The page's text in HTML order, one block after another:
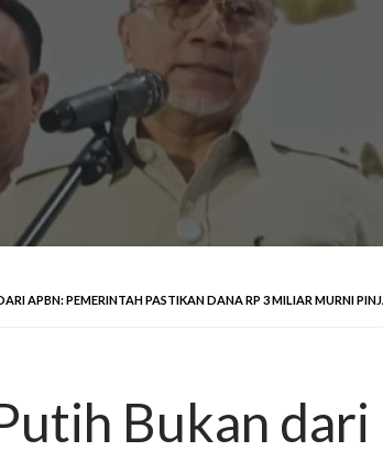
APBN: PEMERINTAH PASTIKAN DANA RP 3 MILIAR MURNI
Bukan dari